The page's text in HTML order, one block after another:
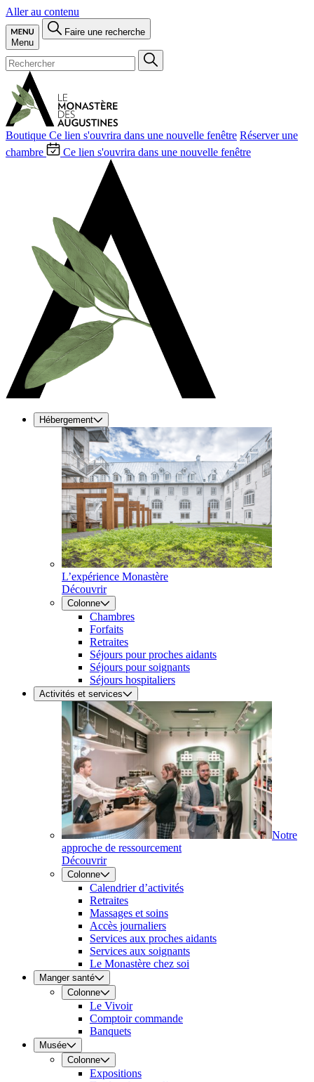
Aller au contenu
Menu
Faire une recherche
Boutique Ce lien s'ouvrira dans une nouvelle fenêtre Réserver une
chambre
Ce lien s'ouvrira dans une nouvelle fenêtre
Hébergement
L’expérience Monastère
Découvrir
Colonne
Chambres
Forfaits
Retraites
Séjours pour proches aidants
Séjours pour soignants
Séjours hospitaliers
Activités et services
Notre
approche de ressourcement
Découvrir
Colonne
Calendrier d’activités
Retraites
Massages et soins
Accès journaliers
Services aux proches aidants
Services aux soignants
Le Monastère chez soi
Manger santé
Colonne
Le Vivoir
Comptoir commande
Banquets
Musée
Colonne
Expositions